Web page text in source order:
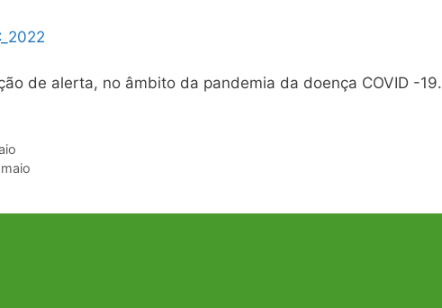
de alerta, no âmbito da pandemia da doença COVID -19.